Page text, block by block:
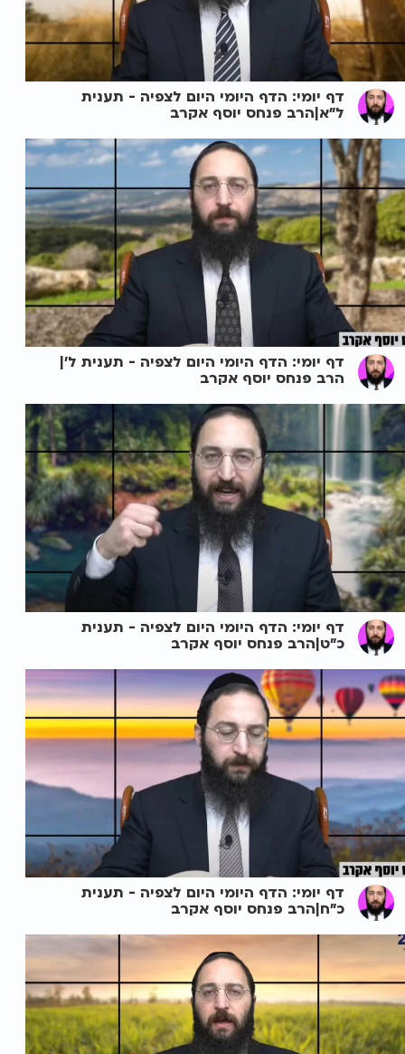
דף יומי: הדף היומי היום לצפיה - תענית
ל"א|הרב פנחס יוסף אקרב
דף יומי: הדף היומי היום לצפיה - תענית ל'|
הרב פנחס יוסף אקרב
דף יומי: הדף היומי היום לצפיה - תענית
כ"ט|הרב פנחס יוסף אקרב
דף יומי: הדף היומי היום לצפיה - תענית
כ"ח|הרב פנחס יוסף אקרב